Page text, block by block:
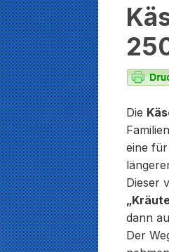
Die
eine
Dieser
dann
Der